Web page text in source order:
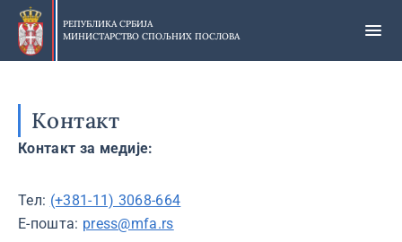
Прескочи
главни
део
РЕПУБЛИКА СРБИЈА
МИНИСТАРСТВО СПОЉНИХ ПОСЛОВА
Контакт
Контакт за медије:
Тел: (+381-11) 3068-664
Е-пошта: press@mfa.rs